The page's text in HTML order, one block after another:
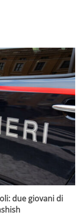
due giovani di